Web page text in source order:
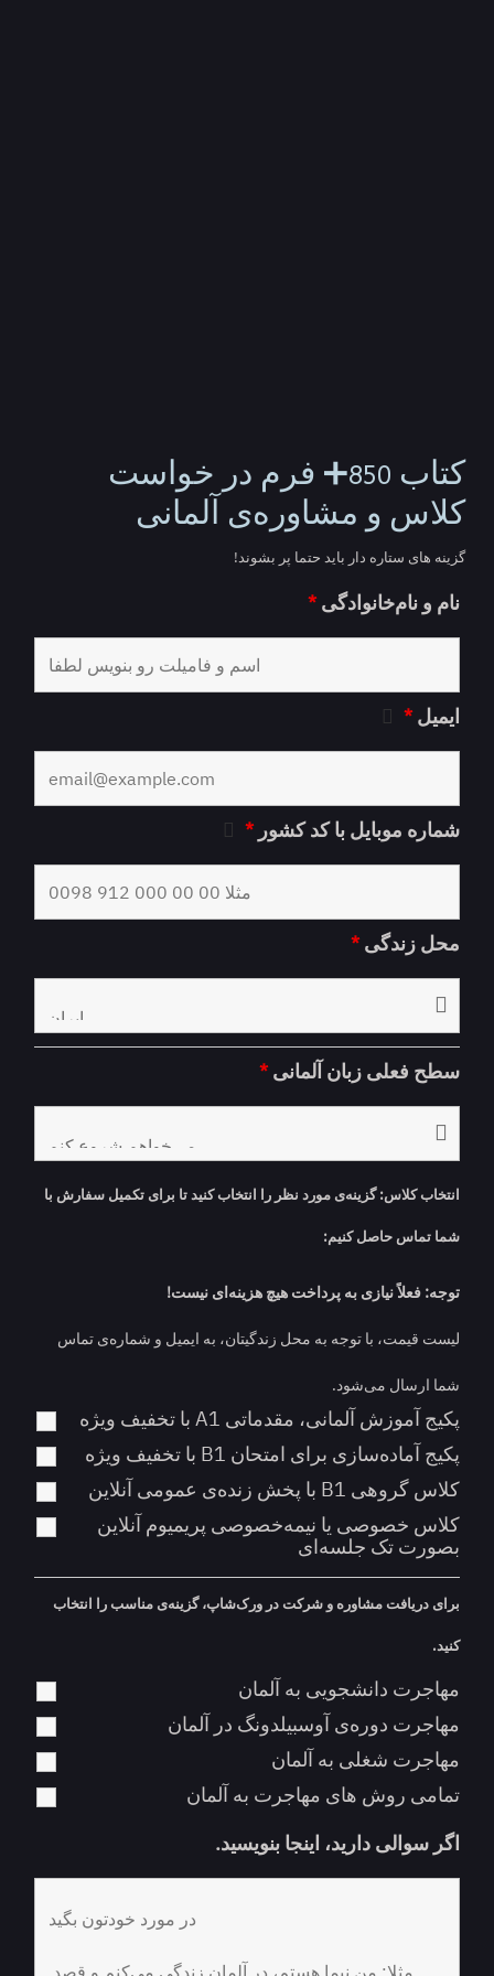
کتاب 850➕ فرم در خواست
کلاس و مشاوره‌ی آلمانی
گزینه های ستاره دار باید حتما پر بشوند!
نام و نام‌خانوادگی*
ایمیل*
شماره موبایل با کد کشور*
محل زندگی*
سطح فعلی زبان آلمانی*
انتخاب کلاس: گزینه‌ی مورد نظر را انتخاب کنید تا برای تکمیل سفارش با
شما تماس حاصل کنیم:
پکیج آموزش آلمانی، مقدماتی A1 با تخفیف ویژه
پکیج آماده‌سازی برای امتحان B1 با تخفیف ویژه
کلاس گروهی B1 با پخش زنده‌ی عمومی آنلاین
کلاس خصوصی یا نیمه‌خصوصی پریمیوم آنلاین
بصورت تک جلسه‌ای
توجه: فعلاً نیازی به پرداخت هیچ هزینه‌ای نیست!
لیست قیمت، با توجه به محل زندگیتان، به ایمیل و شماره‌ی تماس
شما ارسال می‌شود.
برای دریافت مشاوره و شرکت در ورک‌شاپ، گزینه‌ی مناسب را انتخاب
کنید.
مهاجرت دانشجویی به آلمان
مهاجرت دوره‌ی آوسبیلدونگ در آلمان
مهاجرت شغلی به آلمان
تمامی روش های مهاجرت به آلمان
اگر سوالی دارید، اینجا بنویسید.